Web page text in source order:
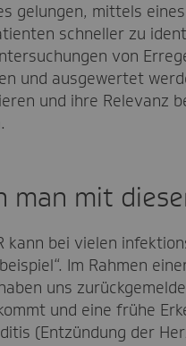
gelungen, mittels
schneller zu
von
und ausgewertet
und ihre Relevanz
man mit
kann bei vielen
Im Rahmen
uns
und eine frühe
(Entzündung der